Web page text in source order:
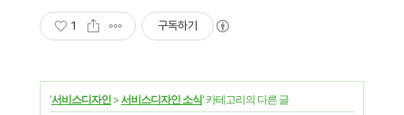
1 구독하기
'서비스디자인 >서비스디자인 소식' 카테고리의 다른 글